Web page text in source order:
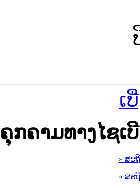
ເ
ກຄາມທາງໄຊເບີ
» ສະ
» ສະ